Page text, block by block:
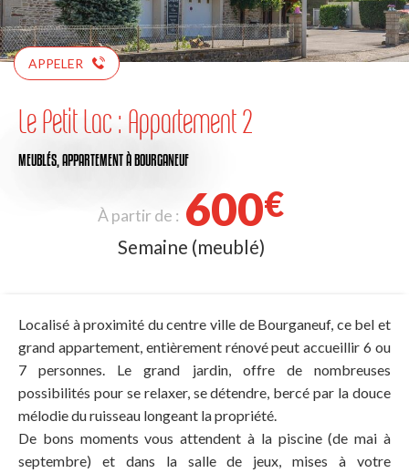
APPELER
Le Petit Lac : Appartement 2
MEUBLÉS, APPARTEMENTÀ BOURGANEUF
À partir de : 600€
Semaine (meublé)
Localisé à proximité du centre ville de Bourganeuf, ce bel et
grand appartement, entièrement rénové peut accueillir 6 ou
7 personnes. Le grand jardin, offre de nombreuses
possibilités pour se relaxer, se détendre, bercé par la douce
mélodie du ruisseau longeant la propriété.
De bons moments vous attendent à la piscine (de mai à
septembre) et dans la salle de jeux, mises à votre